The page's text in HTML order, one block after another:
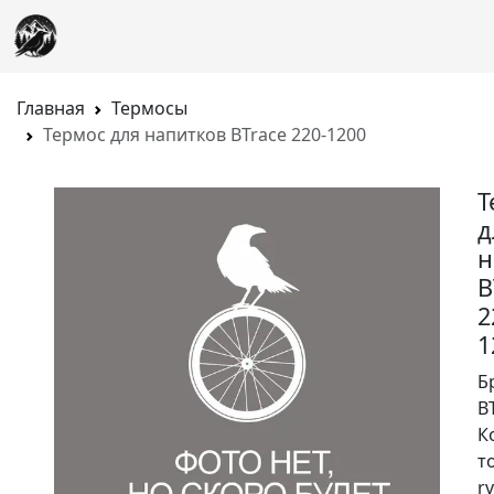
Главная
Термосы
Термос для напитков BTrace 220-1200